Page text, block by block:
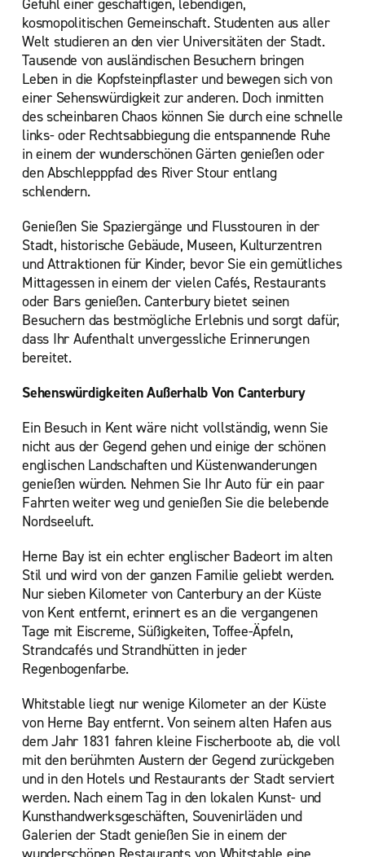
Gefühl einer geschäftigen, lebendigen,
kosmopolitischen Gemeinschaft. Studenten aus aller
Welt studieren an den vier Universitäten der Stadt.
Tausende von ausländischen Besuchern bringen
Leben in die Kopfsteinpflaster und bewegen sich von
einer Sehenswürdigkeit zur anderen. Doch inmitten
des scheinbaren Chaos können Sie durch eine schnelle
links- oder Rechtsabbiegung die entspannende Ruhe
in einem der wunderschönen Gärten genießen oder
den Abschlepppfad des River Stour entlang
schlendern.
Genießen Sie Spaziergänge und Flusstouren in der
Stadt, historische Gebäude, Museen, Kulturzentren
und Attraktionen für Kinder, bevor Sie ein gemütliches
Mittagessen in einem der vielen Cafés, Restaurants
oder Bars genießen. Canterbury bietet seinen
Besuchern das bestmögliche Erlebnis und sorgt dafür,
dass Ihr Aufenthalt unvergessliche Erinnerungen
bereitet.
Sehenswürdigkeiten Außerhalb Von Canterbury
Ein Besuch in Kent wäre nicht vollständig, wenn Sie
nicht aus der Gegend gehen und einige der schönen
englischen Landschaften und Küstenwanderungen
genießen würden. Nehmen Sie Ihr Auto für ein paar
Fahrten weiter weg und genießen Sie die belebende
Nordseeluft.
Herne Bay ist ein echter englischer Badeort im alten
Stil und wird von der ganzen Familie geliebt werden.
Nur sieben Kilometer von Canterbury an der Küste
von Kent entfernt, erinnert es an die vergangenen
Tage mit Eiscreme, Süßigkeiten, Toffee-Äpfeln,
Strandcafés und Strandhütten in jeder
Regenbogenfarbe.
Whitstable liegt nur wenige Kilometer an der Küste
von Herne Bay entfernt. Von seinem alten Hafen aus
dem Jahr 1831 fahren kleine Fischerboote ab, die voll
mit den berühmten Austern der Gegend zurückgeben
und in den Hotels und Restaurants der Stadt serviert
werden. Nach einem Tag in den lokalen Kunst- und
Kunsthandwerksgeschäften, Souvenirläden und
Galerien der Stadt genießen Sie in einem der